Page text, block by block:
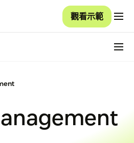
觀看示範